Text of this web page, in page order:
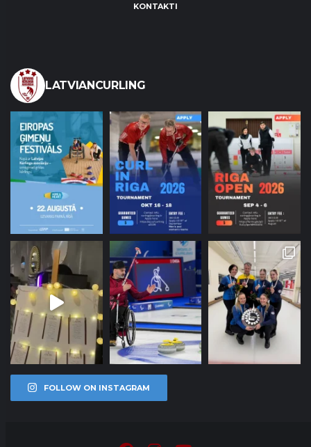
KONTAKTI
LATVIANCURLING
FOLLOW ON INSTAGRAM